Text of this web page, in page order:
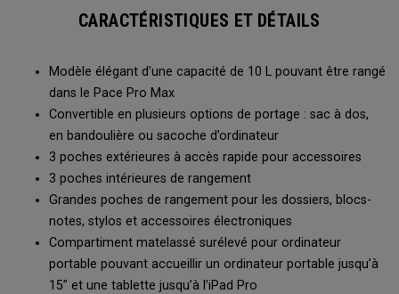
CARACTÉRISTIQUES ET DÉTAILS
Modèle élégant d’une capacité de 10 L pouvant être rangé
dans le Pace Pro Max
Convertible en plusieurs options de portage : sac à dos,
en bandoulière ou sacoche d’ordinateur
3 poches extérieures à accès rapide pour accessoires
3 poches intérieures de rangement
Grandes poches de rangement pour les dossiers, blocs-
notes, stylos et accessoires électroniques
Compartiment matelassé surélevé pour ordinateur
portable pouvant accueillir un ordinateur portable jusqu’à
15” et une tablette jusqu’à l’iPad Pro